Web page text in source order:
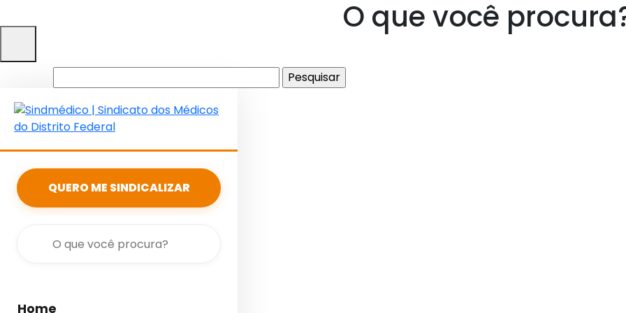
O que você
por:
QUERO ME SINDICALIZAR
Home